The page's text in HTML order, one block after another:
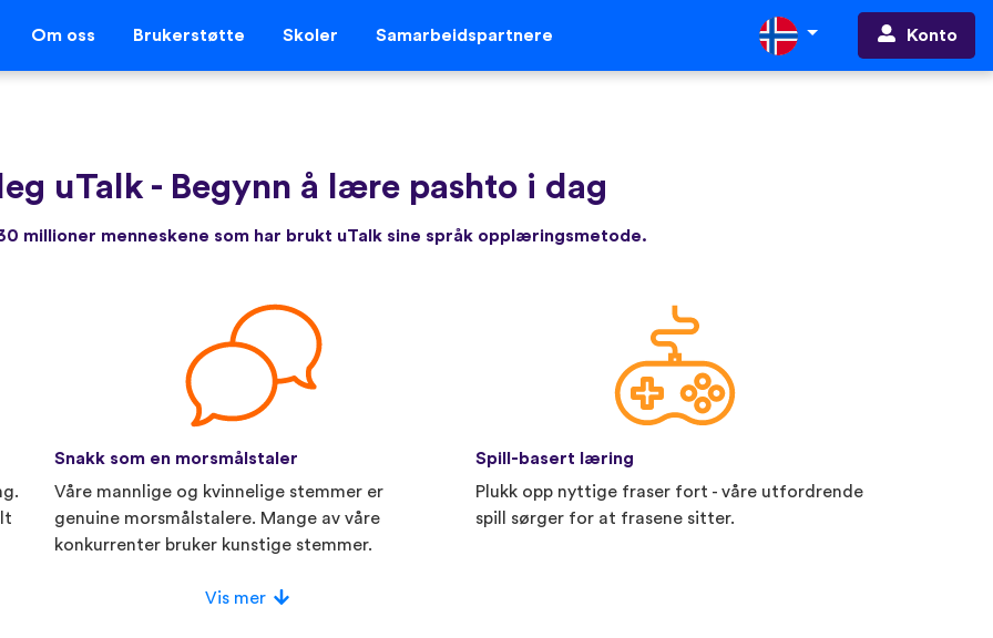
Om oss Brukerstøtte Skoler Samarbeidspartnere Konto
uTalk - Begynn å lære pashto i dag
millioner menneskene som har brukt uTalk sine språk opplæringsmetode.
Snakk som en morsmålstaler
Våre mannlige og kvinnelige stemmer er
genuine morsmålstalere. Mange av våre
konkurrenter bruker kunstige stemmer.
Spill-basert læring
Plukk opp nyttige fraser fort - våre utfordrende
spill sørger for at frasene sitter.
Vis mer